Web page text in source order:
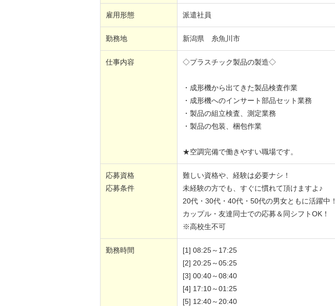
雇用形態 派遣社員
勤務地 新潟県 糸魚川市
仕事内容 ◇プラスチック製品の製造◇
・成形機から出てきた製品検査作業
・成形機へのインサート部品セット業務
・製品の組立検査、測定業務
・製品の包装、梱包作業
★空調完備で働きやすい職場です。
応募資格
応募条件
難しい資格や、経験は必要ナシ！
未経験の方でも、すぐに慣れて頂けますよ♪
20代・30代・40代・50代の男女ともに活躍中！
カップル・友達同士での応募＆同シフトOK！
※高校生不可
勤務時間
[1] 08:25～17:25
[2] 20:25～05:25
[3] 00:40～08:40
[4] 17:10～01:25
[5] 12:40～20:40